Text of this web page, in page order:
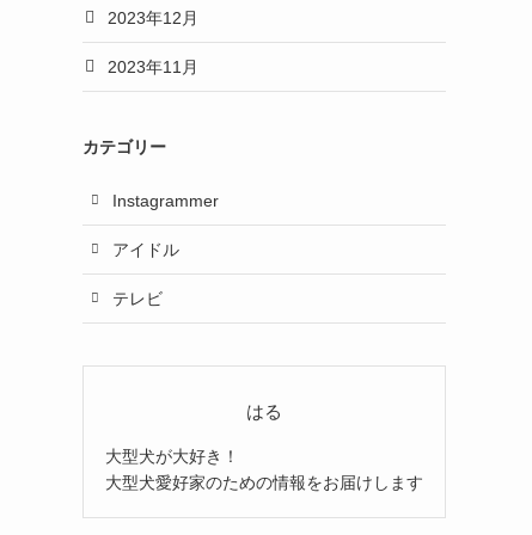
2023年12月
2023年11月
カテゴリー
Instagrammer
アイドル
テレビ
はる
大型犬が大好き！
大型犬愛好家のための情報をお届けします